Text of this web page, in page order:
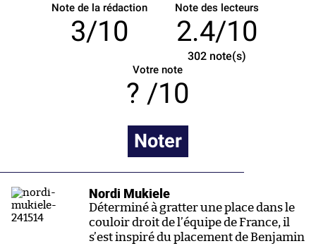
Note de la rédaction
3/10
Note des lecteurs
2.4/10
302note(s)
Votre note
/10
Noter
Nordi Mukiele
Déterminé à gratter une place dans le
couloir droit de l’équipe de France, il
s’est inspiré du placement de Benjamin